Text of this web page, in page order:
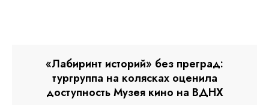
«Лабиринт историй» без преград:
тургруппа на колясках оценила
доступность Музея кино на ВДНХ